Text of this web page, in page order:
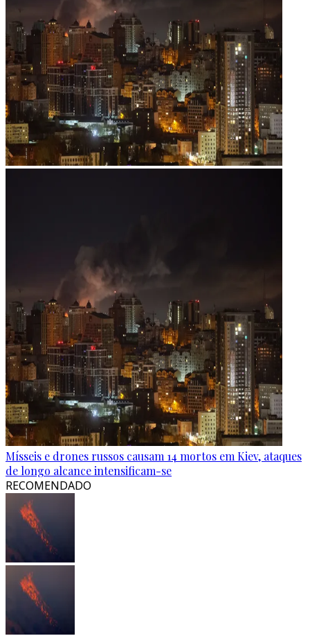
Mísseis e drones russos causam 14 mortos em Kiev, ataques
de longo alcance intensificam-se
RECOMENDADO